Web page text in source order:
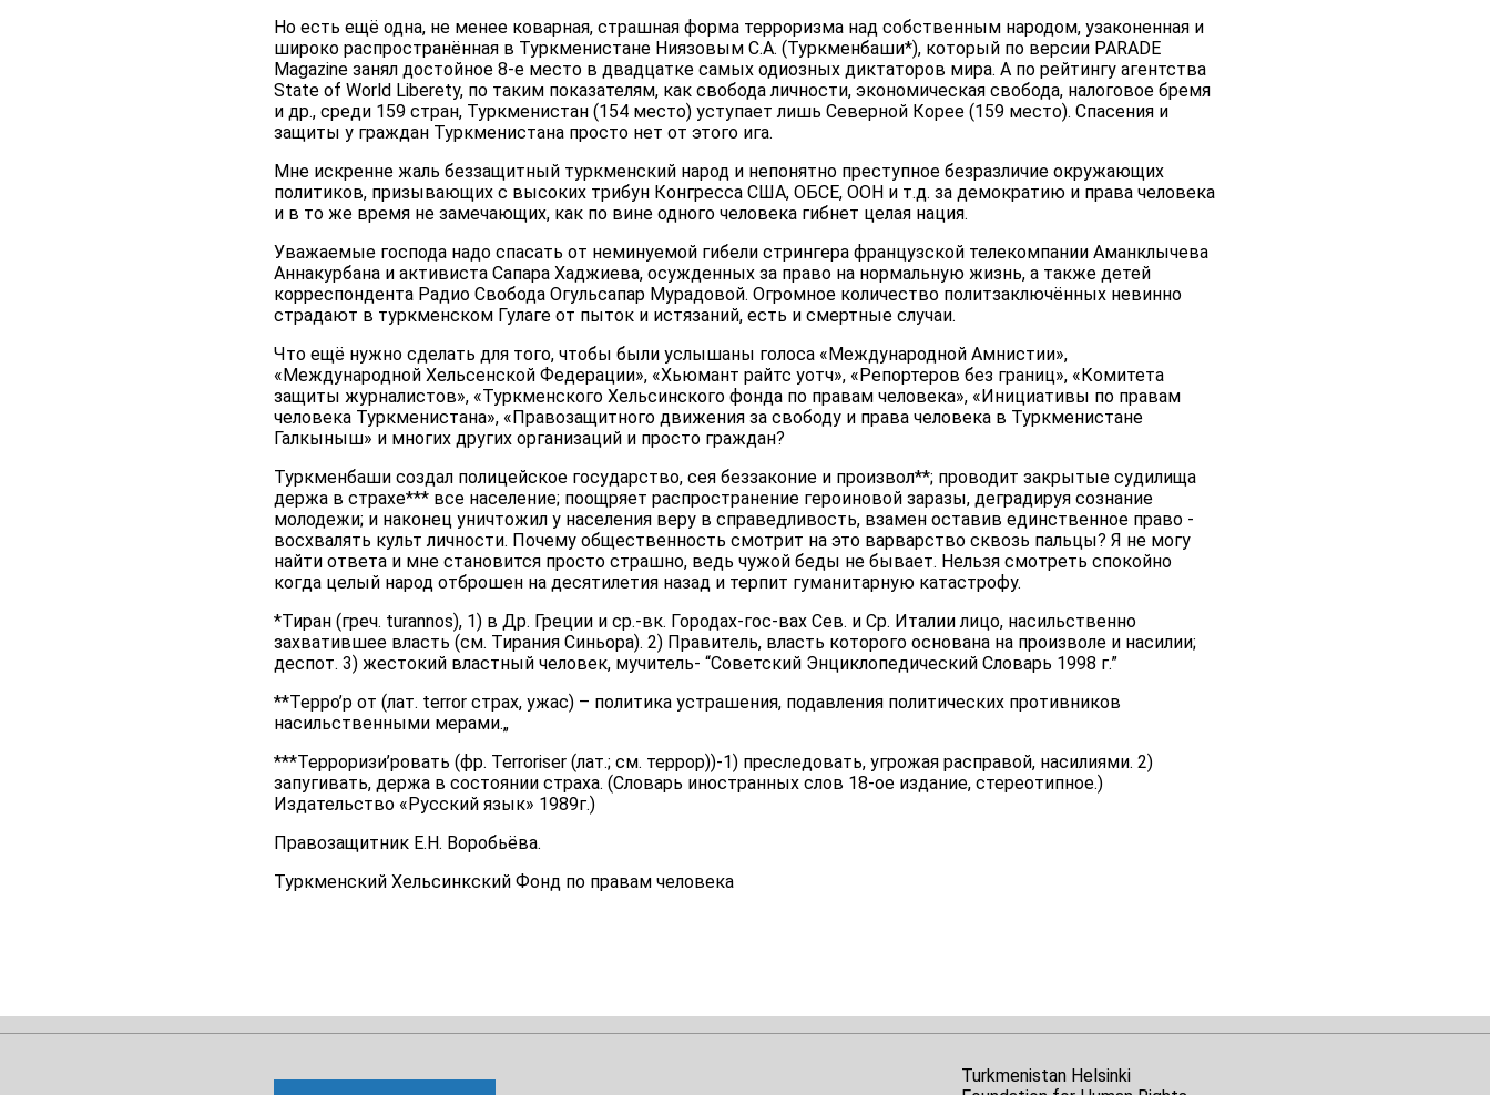
Но есть ещё одна, не менее коварная, страшная форма терроризма над собственным народом, узаконенная и
широко распространённая в Туркменистане Ниязовым С.А. (Туркменбаши*), который по версии PARADE
Magazine занял достойное 8-е место в двадцатке самых одиозных диктаторов мира. А по рейтингу агентства
State of World Liberety, по таким показателям, как свобода личности, экономическая свобода, налоговое бремя
и др., среди 159 стран, Туркменистан (154 место) уступает лишь Северной Корее (159 место). Спасения и
защиты у граждан Туркменистана просто нет от этого ига.
Мне искренне жаль беззащитный туркменский народ и непонятно преступное безразличие окружающих
политиков, призывающих с высоких трибун Конгресса США, ОБСЕ, ООН и т.д. за демократию и права человека
и в то же время не замечающих, как по вине одного человека гибнет целая нация.
Уважаемые господа надо спасать от неминуемой гибели стрингера французской телекомпании Аманклычева
Аннакурбана и активиста Сапара Хаджиева, осужденных за право на нормальную жизнь, а также детей
корреспондента Радио Свобода Огульсапар Мурадовой. Огромное количество политзаключённых невинно
страдают в туркменском Гулаге от пыток и истязаний, есть и смертные случаи.
Что ещё нужно сделать для того, чтобы были услышаны голоса «Международной Амнистии»,
«Международной Хельсенской Федерации», «Хьюмант райтс уотч», «Репортеров без границ», «Комитета
защиты журналистов», «Туркменского Хельсинского фонда по правам человека», «Инициативы по правам
человека Туркменистана», «Правозащитного движения за свободу и права человека в Туркменистане
Галкыныш» и многих других организаций и просто граждан?
Туркменбаши создал полицейское государство, сея беззаконие и произвол**; проводит закрытые судилища
держа в страхе*** все население; поощряет распространение героиновой заразы, деградируя сознание
молодежи; и наконец уничтожил у населения веру в справедливость, взамен оставив единственное право -
восхвалять культ личности. Почему общественность смотрит на это варварство сквозь пальцы? Я не могу
найти ответа и мне становится просто страшно, ведь чужой беды не бывает. Нельзя смотреть спокойно
когда целый народ отброшен на десятилетия назад и терпит гуманитарную катастрофу.
*Тиран (греч. turannos), 1) в Др. Греции и ср.-вк. Городах-гос-вах Сев. и Ср. Италии лицо, насильственно
захватившее власть (см. Тирания Синьора). 2) Правитель, власть которого основана на произволе и насилии;
деспот. 3) жестокий властный человек, мучитель- “Советский Энциклопедический Словарь 1998 г.”
**Терро’р от (лат. terror страх, ужас) – политика устрашения, подавления политических противников
насильственными мерами.„
***Терроризи’ровать (фр. Terroriser (лат.; см. террор))-1) преследовать, угрожая расправой, насилиями. 2)
запугивать, держа в состоянии страха. (Словарь иностранных слов 18-ое издание, стереотипное.)
Издательство «Русский язык» 1989г.)
Правозащитник Е.Н. Воробьёва.
Туркменский Хельсинкский Фонд по правам человека
Turkmenistan Helsinki